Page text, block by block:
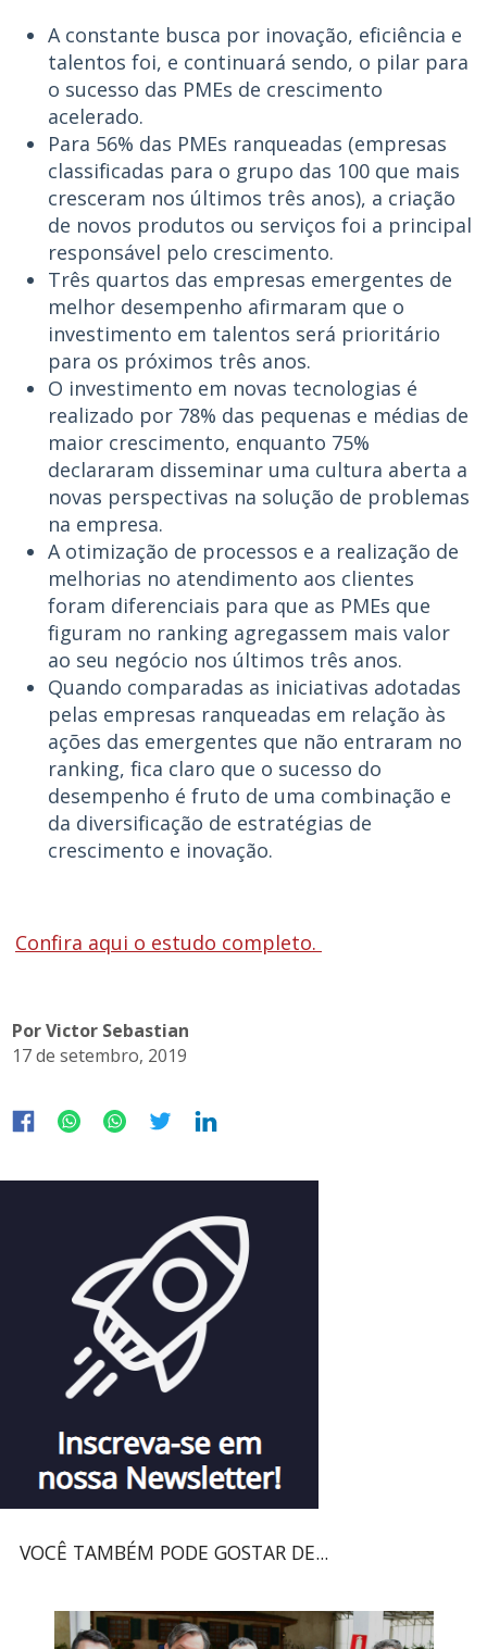
A constante busca por inovação, eficiência e
talentos foi, e continuará sendo, o pilar para
o sucesso das PMEs de crescimento
acelerado.
Para 56% das PMEs ranqueadas (empresas
classificadas para o grupo das 100 que mais
cresceram nos últimos três anos), a criação
de novos produtos ou serviços foi a principal
responsável pelo crescimento.
Três quartos das empresas emergentes de
melhor desempenho afirmaram que o
investimento em talentos será prioritário
para os próximos três anos.
O investimento em novas tecnologias é
realizado por 78% das pequenas e médias de
maior crescimento, enquanto 75%
declararam disseminar uma cultura aberta a
novas perspectivas na solução de problemas
na empresa.
A otimização de processos e a realização de
melhorias no atendimento aos clientes
foram diferenciais para que as PMEs que
figuram no ranking agregassem mais valor
ao seu negócio nos últimos três anos.
Quando comparadas as iniciativas adotadas
pelas empresas ranqueadas em relação às
ações das emergentes que não entraram no
ranking, fica claro que o sucesso do
desempenho é fruto de uma combinação e
da diversificação de estratégias de
crescimento e inovação.
Confira aqui o estudo completo.
Por Victor Sebastian
17 de setembro, 2019
VOCÊ TAMBÉM PODE GOSTAR DE...